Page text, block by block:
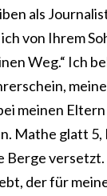
als
von Ihrem
Weg.“ Ich
meinen
Mathe glatt
versetzt.
der für